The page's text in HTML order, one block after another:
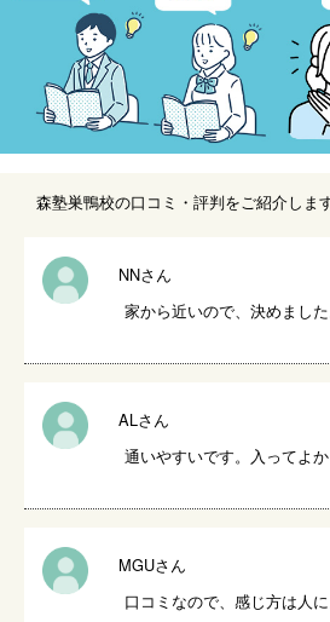
森塾巣鴨校の口コミ・評判をご紹介します
NNさん
家から近いので、決めました
ALさん
通いやすいです。入ってよか
MGUさん
口コミなので、感じ方は人に